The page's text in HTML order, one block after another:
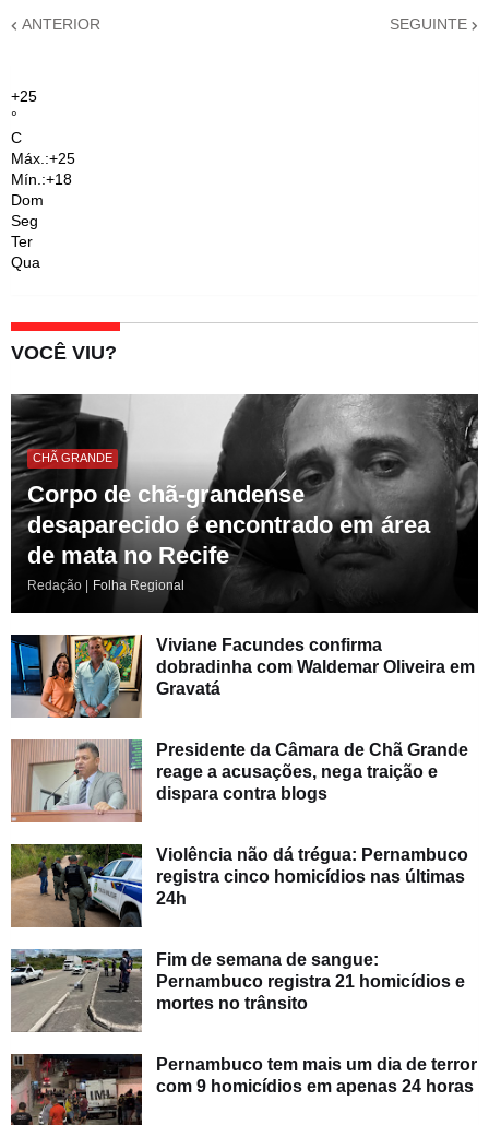
ANTERIOR SEGUINTE
+25
°
C
Máx.:+25
Mín.:+18
Dom
Seg
Ter
Qua
VOCÊ VIU?
CHÃ GRANDE
Corpo de chã-grandense
desaparecido é encontrado em área
de mata no Recife
Redação | Folha Regional
Viviane Facundes confirma
dobradinha com Waldemar Oliveira em
Gravatá
Presidente da Câmara de Chã Grande
reage a acusações, nega traição e
dispara contra blogs
Violência não dá trégua: Pernambuco
registra cinco homicídios nas últimas
24h
Fim de semana de sangue:
Pernambuco registra 21 homicídios e
mortes no trânsito
Pernambuco tem mais um dia de terror
com 9 homicídios em apenas 24 horas